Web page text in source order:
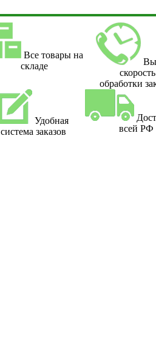
Все товары на
складе
скорость
обработки
Удобная
система заказов
всей РФ